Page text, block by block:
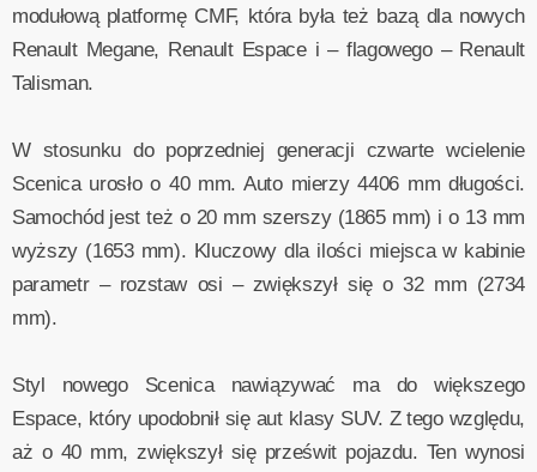
modułową platformę CMF, która była też bazą dla nowych
Renault Megane, Renault Espace i – flagowego – Renault
Talisman.
W stosunku do poprzedniej generacji czwarte wcielenie
Scenica urosło o 40 mm. Auto mierzy 4406 mm długości.
Samochód jest też o 20 mm szerszy (1865 mm) i o 13 mm
wyższy (1653 mm). Kluczowy dla ilości miejsca w kabinie
parametr – rozstaw osi – zwiększył się o 32 mm (2734
mm).
Styl nowego Scenica nawiązywać ma do większego
Espace, który upodobnił się aut klasy SUV. Z tego względu,
aż o 40 mm, zwiększył się prześwit pojazdu. Ten wynosi